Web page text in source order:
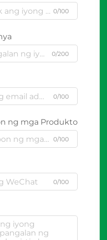
0/100
0/200
0/100
ng mga Produkto
0/100
0/100